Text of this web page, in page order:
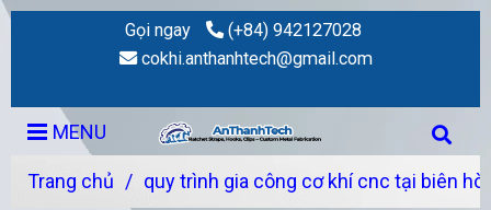
Gọi ngay
(+84) 942127028
cokhi.anthanhtech@gmail.com
MENU
Trang chủ / quy trình gia công cơ khí cnc tại biên